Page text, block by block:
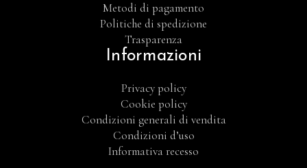
Metodi di pagamento
Politiche di spedizione
Trasparenza
Informazioni
Privacy policy
Cookie policy
Condizioni generali di vendita
Condizioni d’uso
Informativa recesso